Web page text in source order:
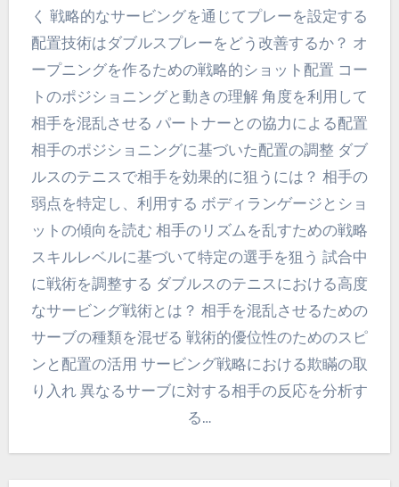
く 戦略的なサービングを通じてプレーを設定する
配置技術はダブルスプレーをどう改善するか？ オ
ープニングを作るための戦略的ショット配置 コー
トのポジショニングと動きの理解 角度を利用して
相手を混乱させる パートナーとの協力による配置
相手のポジショニングに基づいた配置の調整 ダブ
ルスのテニスで相手を効果的に狙うには？ 相手の
弱点を特定し、利用する ボディランゲージとショ
ットの傾向を読む 相手のリズムを乱すための戦略
スキルレベルに基づいて特定の選手を狙う 試合中
に戦術を調整する ダブルスのテニスにおける高度
なサービング戦術とは？ 相手を混乱させるための
サーブの種類を混ぜる 戦術的優位性のためのスピ
ンと配置の活用 サービング戦略における欺瞞の取
り入れ 異なるサーブに対する相手の反応を分析す
る…